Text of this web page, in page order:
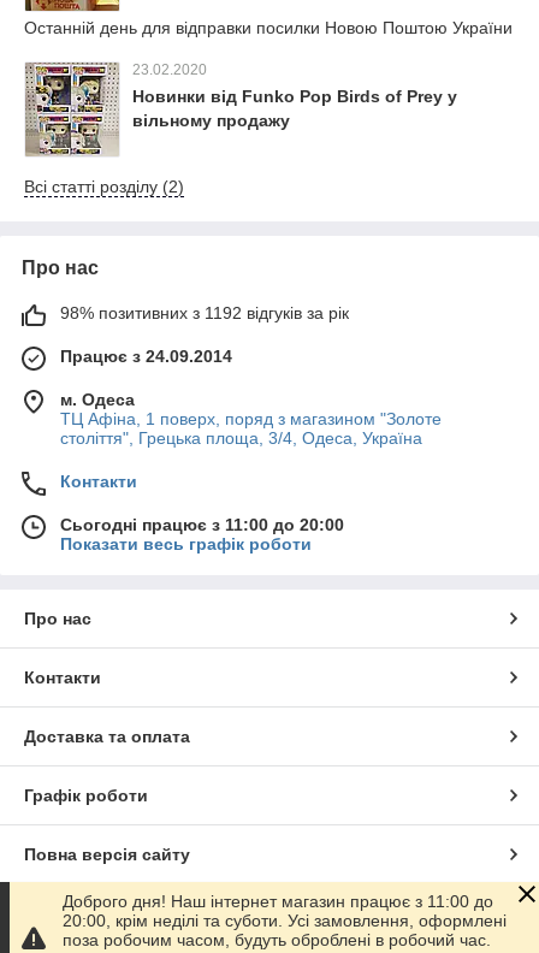
Останній день для відправки посилки Новою Поштою України
23.02.2020
Новинки від Funko Pop Birds of Prey у
вільному продажу
Всі статті розділу (2)
Про нас
98% позитивних з 1192 відгуків за рік
Працює з 24.09.2014
м. Одеса
ТЦ Афіна, 1 поверх, поряд з магазином "Золоте
століття", Грецька площа, 3/4, Одеса, Україна
Контакти
Сьогодні працює з 11:00 до 20:00
Показати весь графік роботи
Про нас
Контакти
Доставка та оплата
Графік роботи
Повна версія сайту
Сайт створено на маркетплейсіProm.ua
Доброго дня! Наш інтернет магазин працює з 11:00 до
20:00, крім неділі та суботи. Усі замовлення, оформлені
поза робочим часом, будуть оброблені в робочий час.